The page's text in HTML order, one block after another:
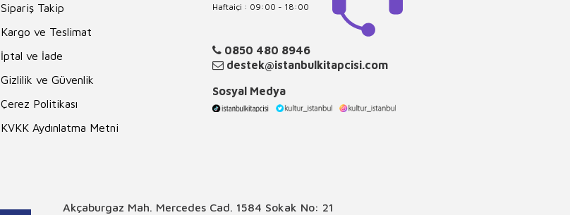
Sipariş Takip
Kargo ve Teslimat
İptal ve İade
Gizlilik ve Güvenlik
Çerez Politikası
KVKK Aydınlatma Metni
Haftaiçi : 09:00 - 18:00
0850 480 8946
destek@istanbulkitapcisi.com
Sosyal Medya
Akçaburgaz Mah. Mercedes Cad. 1584 Sokak No: 21